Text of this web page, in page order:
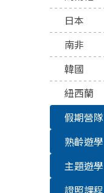
日本
南非
韓國
紐西蘭
假期營隊
熟齡遊學
主題遊學
證照課程